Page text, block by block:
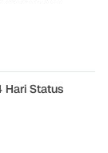
Hari Status